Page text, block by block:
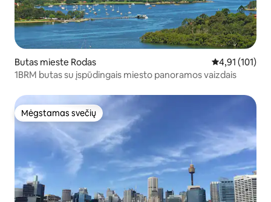
Butas mieste Rodas Vidutinis
4,91 (101)
1BRM butas su įspūdingais miesto panoramos vaizdais
Mėgstamas svečių
Mėgstamas svečių